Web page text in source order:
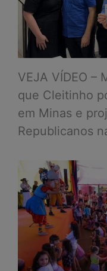
VEJA VÍDEO –
que Cleitinho
em Minas e
Republicanos